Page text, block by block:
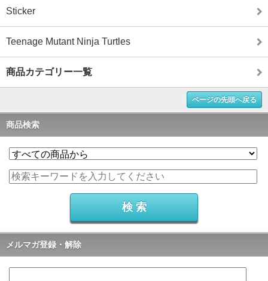
Sticker
Teenage Mutant Ninja Turtles
商品カテゴリー一覧
ページの先頭へ戻る
商品検索
メルマガ登録・解除